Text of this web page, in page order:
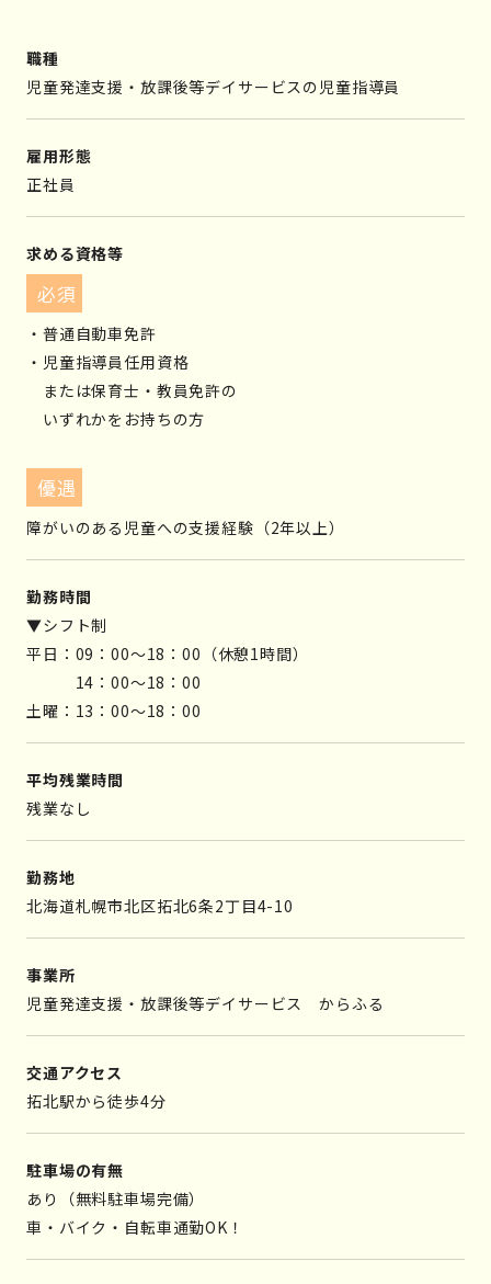
職種
児童発達支援・放課後等デイサービスの児童指導員
雇用形態
正社員
求める資格等
必須
・普通自動車免許
・児童指導員任用資格
または保育士・教員免許の
いずれかをお持ちの方
優遇
障がいのある児童への支援経験（2年以上）
勤務時間
▼シフト制
平日：09：00～18：00（休憩1時間）
14：00～18：00
土曜：13：00～18：00
平均残業時間
残業なし
勤務地
北海道札幌市北区拓北6条2丁目4-10
事業所
児童発達支援・放課後等デイサービス からふる
交通アクセス
拓北駅から徒歩4分
駐車場の有無
あり（無料駐車場完備）
車・バイク・自転車通勤OK！